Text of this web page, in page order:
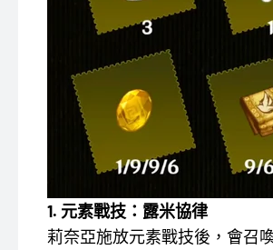
1. 元素戰技：露米協律
莉奈亞施放元素戰技後，會召